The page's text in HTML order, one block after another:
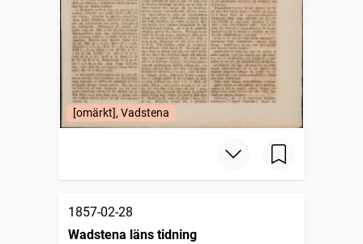
[omärkt], Vadstena
1857-02-28
Wadstena läns tidning